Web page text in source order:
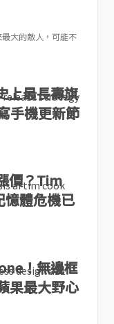
大的敵人，可能不
上最長壽旗
手機更新節
價？Tim
憶體危機已
！無邊框
果最大野心